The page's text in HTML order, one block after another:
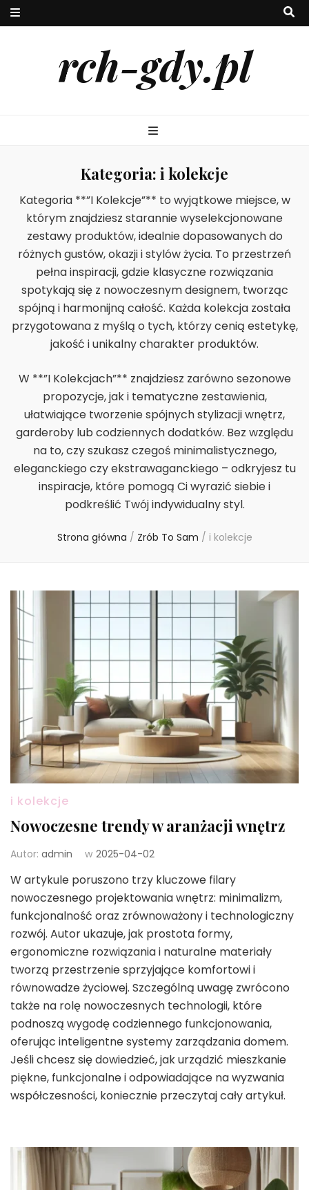
rch-gdy.pl
Kategoria: i kolekcje
Kategoria **”I Kolekcje”** to wyjątkowe miejsce, w
którym znajdziesz starannie wyselekcjonowane
zestawy produktów, idealnie dopasowanych do
różnych gustów, okazji i stylów życia. To przestrzeń
pełna inspiracji, gdzie klasyczne rozwiązania
spotykają się z nowoczesnym designem, tworząc
spójną i harmonijną całość. Każda kolekcja została
przygotowana z myślą o tych, którzy cenią estetykę,
jakość i unikalny charakter produktów.
W **”I Kolekcjach”** znajdziesz zarówno sezonowe
propozycje, jak i tematyczne zestawienia,
ułatwiające tworzenie spójnych stylizacji wnętrz,
garderoby lub codziennych dodatków. Bez względu
na to, czy szukasz czegoś minimalistycznego,
eleganckiego czy ekstrawaganckiego – odkryjesz tu
inspiracje, które pomogą Ci wyrazić siebie i
podkreślić Twój indywidualny styl.
Strona główna / Zrób To Sam / i kolekcje
i kolekcje
Nowoczesne trendy w aranżacji wnętrz
Autor: admin w 2025-04-02
W artykule poruszono trzy kluczowe filary
nowoczesnego projektowania wnętrz: minimalizm,
funkcjonalność oraz zrównoważony i technologiczny
rozwój. Autor ukazuje, jak prostota formy,
ergonomiczne rozwiązania i naturalne materiały
tworzą przestrzenie sprzyjające komfortowi i
równowadze życiowej. Szczególną uwagę zwrócono
także na rolę nowoczesnych technologii, które
podnoszą wygodę codziennego funkcjonowania,
oferując inteligentne systemy zarządzania domem.
Jeśli chcesz się dowiedzieć, jak urządzić mieszkanie
piękne, funkcjonalne i odpowiadające na wyzwania
współczesności, koniecznie przeczytaj cały artykuł.